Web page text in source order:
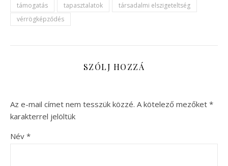
támogatás
tapasztalatok
társadalmi elszigeteltség
vérrögképződés
SZÓLJ HOZZÁ
Az e-mail címet nem tesszük közzé. A kötelező mezőket *
karakterrel jelöltük
Név *